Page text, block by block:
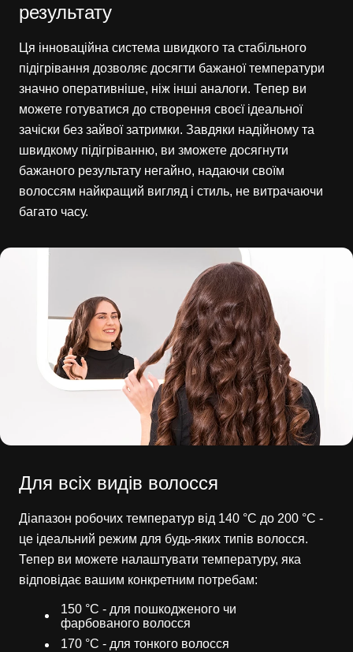
результату
Ця інноваційна система швидкого та стабільного
підігрівання дозволяє досягти бажаної температури
значно оперативніше, ніж інші аналоги. Тепер ви
можете готуватися до створення своєї ідеальної
зачіски без зайвої затримки. Завдяки надійному та
швидкому підігріванню, ви зможете досягнути
бажаного результату негайно, надаючи своїм
волоссям найкращий вигляд і стиль, не витрачаючи
багато часу.
Для всіх видів волосся
Діапазон робочих температур від 140 °C до 200 °C -
це ідеальний режим для будь-яких типів волосся.
Тепер ви можете налаштувати температуру, яка
відповідає вашим конкретним потребам:
150 °С - для пошкодженого чи
фарбованого волосся
170 °С - для тонкого волосся